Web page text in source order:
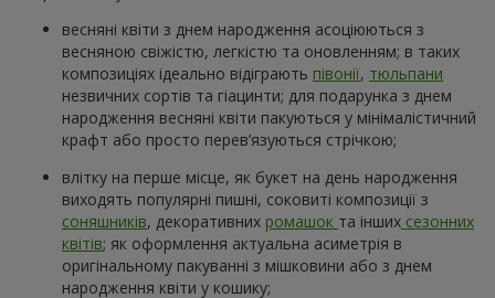
весняні квіти з днем народження асоціюються з
весняною свіжістю, легкістю та оновленням; в таких
композиціях ідеально відіграють півонії, тюльпани
незвичних сортів та гіацинти; для подарунка з днем
народження весняні квіти пакуються у мінімалістичний
крафт або просто перев’язуються стрічкою;
влітку на перше місце, як букет на день народження
виходять популярні пишні, соковиті композиції з
соняшників, декоративних ромашок та інших сезонних
квітів; як оформлення актуальна асиметрія в
оригінальному пакуванні з мішковини або з днем
народження квіти у кошику;